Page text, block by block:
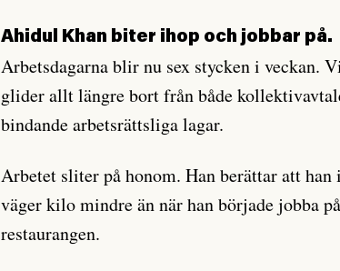
Ahidul Khan biter ihop och jobbar på.
Arbetsdagarna blir nu sex stycken i veckan.
glider allt längre bort från både
bindande arbetsrättsliga lagar.
Arbetet sliter på honom. Han berättar att han
väger kilo mindre än när han började jobba på
restaurangen.